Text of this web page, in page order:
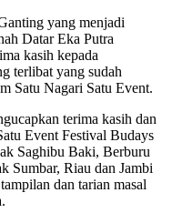
yang menjadi
Datar Eka Putra
kasih kepada
terlibat yang sudah
Satu Nagari Satu Event.
terima kasih dan
Event Festival Budays
Saghibu Baki, Berburu
Sumbar, Riau dan Jambi
dan tarian masal